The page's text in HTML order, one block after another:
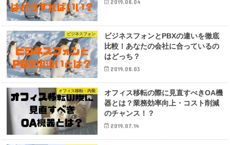
2019.08.04
ビジネスフォン
ビジネスフォンとPBXの違いを徹底
比較！あなたの会社に合っているの
はどっち？
2019.08.03
オフィス移転・内装
オフィス移転の際に見直すべきOA機
器とは？業務効率向上・コスト削減
のチャンス！？
2019.07.14